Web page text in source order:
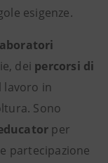
esigenze.
dei percorsi di
lavoro in
Sono
per
partecipazione